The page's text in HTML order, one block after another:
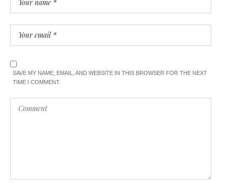
SAVE MY NAME, EMAIL, AND WEBSITE IN THIS BROWSER FOR THE NEXT
TIME I COMMENT.